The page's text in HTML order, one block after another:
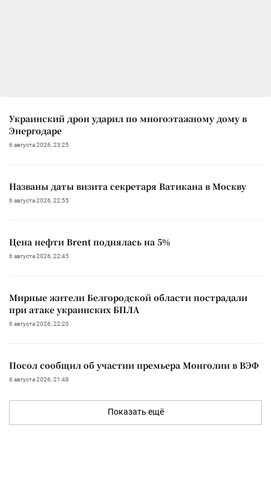
Украинский дрон ударил по многоэтажному дому в
Энергодаре
6 августа 2026, 23:25
Названы даты визита секретаря Ватикана в Москву
6 августа 2026, 22:55
Цена нефти Brent поднялась на 5%
6 августа 2026, 22:45
Мирные жители Белгородской области пострадали
при атаке украинских БПЛА
6 августа 2026, 22:20
Посол сообщил об участии премьера Монголии в ВЭФ
6 августа 2026, 21:48
Показать ещё